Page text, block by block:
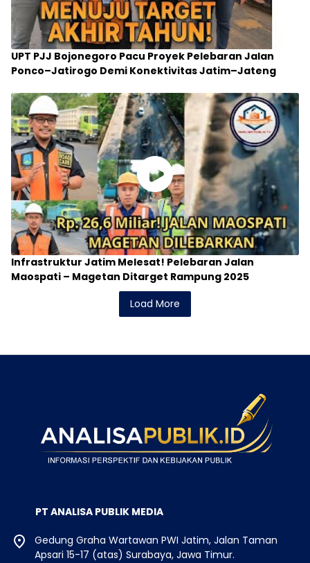
UPT PJJ Bojonegoro Pacu Proyek Pelebaran Jalan
Ponco–Jatirogo Demi Konektivitas Jatim–Jateng
Infrastruktur Jatim Melesat! Pelebaran Jalan
Maospati – Magetan Ditarget Rampung 2025
Load More
PT ANALISA PUBLIK MEDIA
Gedung Graha Wartawan PWI Jatim, Jalan Taman
Apsari 15-17 (atas) Surabaya, Jawa Timur.